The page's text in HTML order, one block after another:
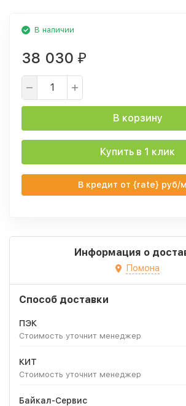
В наличии
38 030 ₽
В корзину
Купить в 1 клик
В кредит от {rate} руб/
Информация о
Помона
Способ доставки
ПЭК
Стоимость уточнит менеджер
КИТ
Стоимость уточнит менеджер
Байкал-Сервис